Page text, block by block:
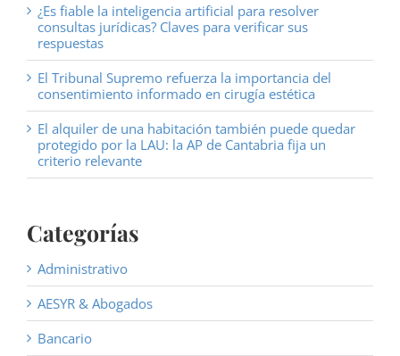
¿Es fiable la inteligencia artificial para resolver
consultas jurídicas? Claves para verificar sus
respuestas
El Tribunal Supremo refuerza la importancia del
consentimiento informado en cirugía estética
El alquiler de una habitación también puede quedar
protegido por la LAU: la AP de Cantabria fija un
criterio relevante
Categorías
Administrativo
AESYR & Abogados
Bancario